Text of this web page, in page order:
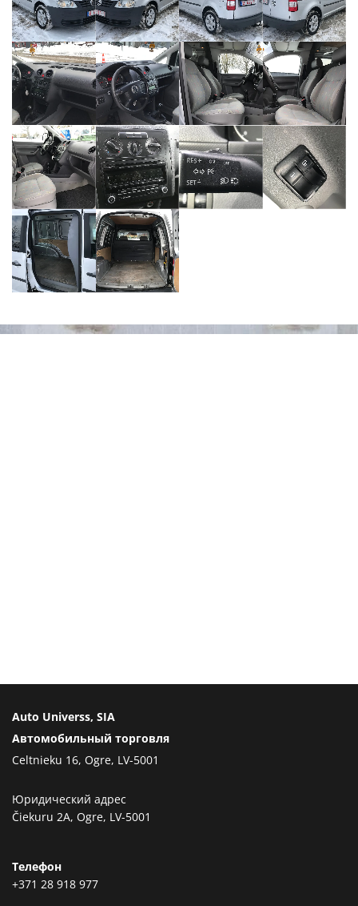
Auto Universs, SIA
Автомобильный торговля
Celtnieku 16, Ogre, LV-5001
Юридический адрес
Čiekuru 2A, Ogre, LV-5001
Телефон
+371 28 918 977